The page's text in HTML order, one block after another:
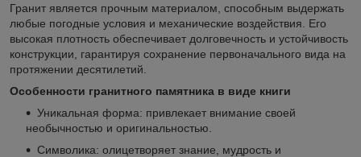
Гранит является прочным материалом, способным выдержать
любые погодные условия и механические воздействия. Его
высокая плотность обеспечивает долговечность и устойчивость
конструкции, гарантируя сохранение первоначального вида на
протяжении десятилетий.
Особенности гранитного памятника в виде книги
Уникальная форма: привлекает внимание своей
необычностью и оригинальностью.
Символика: олицетворяет знание, мудрость и